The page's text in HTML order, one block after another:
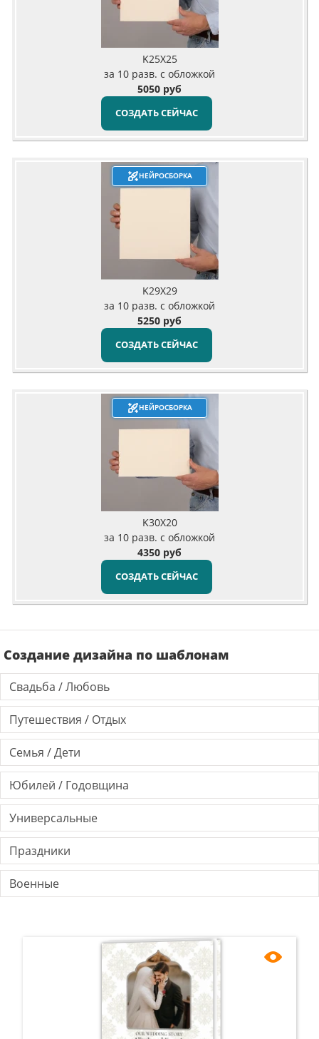
K25X25
за 10 разв. с обложкой
5050 руб
СОЗДАТЬ СЕЙЧАС
НЕЙРОСБОРКА
K29X29
за 10 разв. с обложкой
5250 руб
СОЗДАТЬ СЕЙЧАС
НЕЙРОСБОРКА
K30X20
за 10 разв. с обложкой
4350 руб
СОЗДАТЬ СЕЙЧАС
Создание дизайна по шаблонам
Свадьба / Любовь
Путешествия / Отдых
Семья / Дети
Юбилей / Годовщина
Универсальные
Праздники
Военные